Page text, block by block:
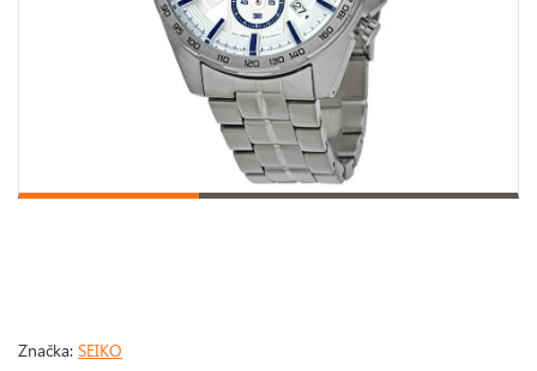
Značka: SEIKO